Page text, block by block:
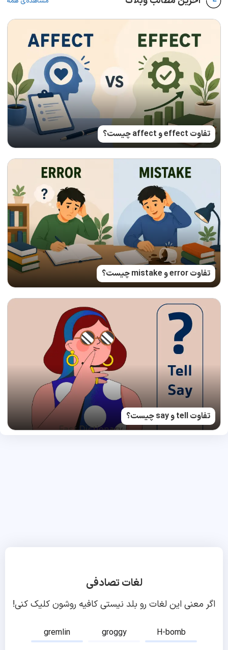
تفاوت effect و affect چیست؟
تفاوت error و mistake چیست؟
تفاوت tell و say چیست؟
لغات تصادفی
اگر معنی این لغات رو بلد نیستی کافیه روشون کلیک کنی!
gremlin groggy
H-bomb